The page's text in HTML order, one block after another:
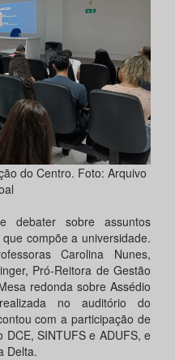
do Centro. Foto: Arquivo
sobre assuntos
compõe a universidade.
Carolina Nunes,
Pró-Reitora de Gestão
redonda sobre Assédio
no auditório do
com a participação de
SINTUFS e ADUFS, e
Delta.